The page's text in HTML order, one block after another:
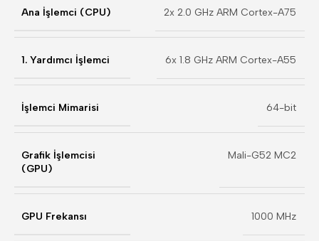
Ana İşlemci (CPU) 2x 2.0 GHz ARM Cortex-A75
1. Yardımcı İşlemci 6x 1.8 GHz ARM Cortex-A55
İşlemci Mimarisi 64-bit
Grafik İşlemcisi
(GPU)
Mali-G52 MC2
GPU Frekansı 1000 MHz